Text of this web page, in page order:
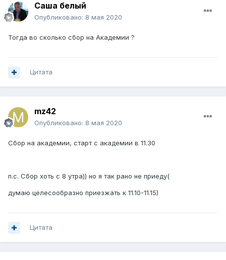
Саша белый
Опубликовано: 8 мая 2020
Тогда во сколько сбор на Академии ?
Цитата
mz42
Опубликовано: 8 мая 2020
Сбор на академии, старт с академии в 11.30
п.с. Сбор хоть с 8 утра)) но я так рано не приеду(
думаю целесообразно приезжать к 11.10-11.15)
Цитата